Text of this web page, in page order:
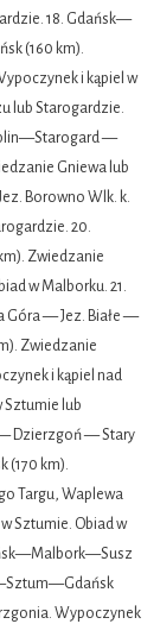
18. Gdańsk—
(160 km).
i kąpiel w
lub Starogardzie.
—
Gniewa lub
Borowno Wlk. k.
20.
Zwiedzanie
w Malborku. 21.
Góra — Jez. Białe —
Zwiedzanie
i kąpiel nad
Sztumie lub
Dzierzgoń — Stary
(170 km).
Targu, Waplewa
Sztumie. Obiad w
Wypoczynek